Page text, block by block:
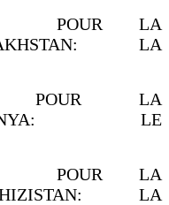
LA
LA
LA
KENYA: LE
LA
LA